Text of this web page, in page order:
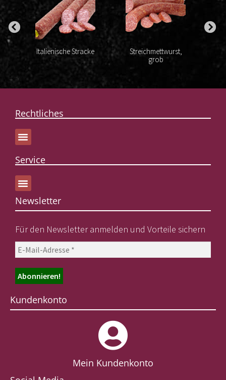
Italienische Stracke
Streichmettwurst,
grob
Rechtliches
Service
Newsletter
Für den Newsletter anmelden und Vorteile sichern
Kundenkonto
Mein Kundenkonto